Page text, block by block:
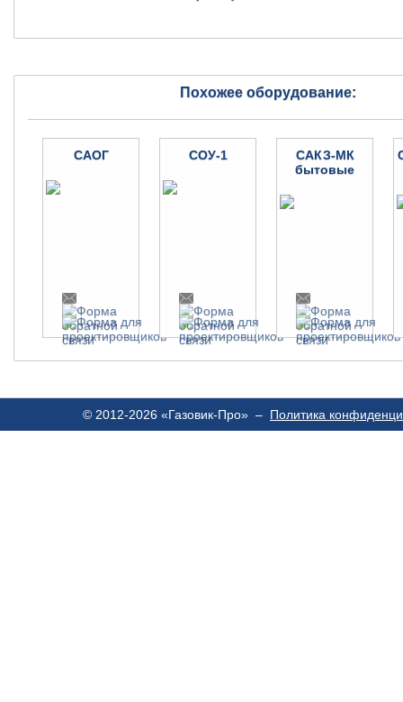
Похожее оборудование:
САОГ СОУ-1
САКЗ-МК
бытовые
© 2012-2026 «Газовик-Про» – Политика